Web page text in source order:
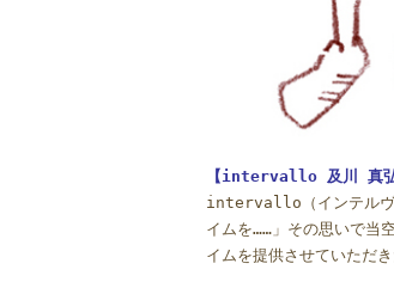
【intervallo 及川 真弘
intervallo（インテルヴァ
イムを……」その思いで当
イムを提供させていただき